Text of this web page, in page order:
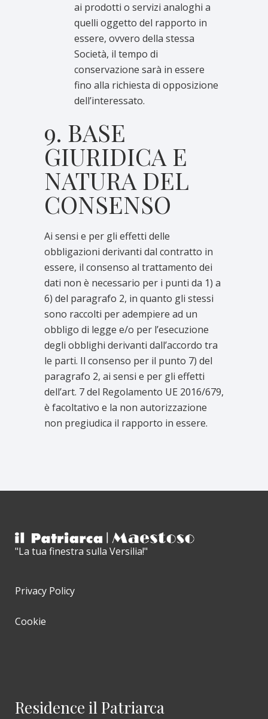
ai prodotti o servizi analoghi a
quelli oggetto del rapporto in
essere, ovvero della stessa
Società, il tempo di
conservazione sarà in essere
fino alla richiesta di opposizione
dell’interessato.
9. BASE
GIURIDICA E
NATURA DEL
CONSENSO
Ai sensi e per gli effetti delle
obbligazioni derivanti dal contratto in
essere, il consenso al trattamento dei
dati non è necessario per i punti da 1) a
6) del paragrafo 2, in quanto gli stessi
sono raccolti per adempiere ad un
obbligo di legge e/o per l’esecuzione
degli obblighi derivanti dall’accordo tra
le parti. Il consenso per il punto 7) del
paragrafo 2, ai sensi e per gli effetti
dell’art. 7 del Regolamento UE 2016/679,
è facoltativo e la non autorizzazione
non pregiudica il rapporto in essere.
"La tua finestra sulla Versilia!"
Privacy Policy
Cookie
Residence il Patriarca